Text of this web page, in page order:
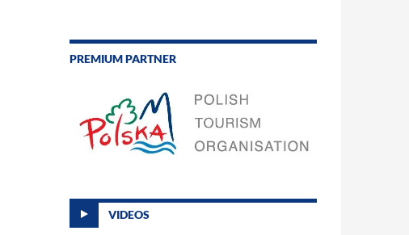
PREMIUM PARTNER
VIDEOS